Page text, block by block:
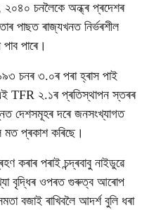
২০৪০ চনলৈকে অন্ধ্ৰ প্ৰদেশৰ
পাছত ৰাজ্যখনত নিৰ্ভৰশীল
পাৰে।
চনৰ ৩.০ৰ পৰা হ্ৰাস পাই
TFR ২.১ৰ প্ৰতিস্থাপন স্তৰৰ
দেশসমূহৰ দৰে জনসংখ্যাগত
মত প্ৰকাশ কৰিছে।
কৰাৰ পৰাই চন্দ্ৰবাবু নাইডুৱে
বৃদ্ধিৰ ওপৰত গুৰুত্ব আৰোপ
বজাই ৰাখিবলৈ আদৰ্শ বুলি ধৰা